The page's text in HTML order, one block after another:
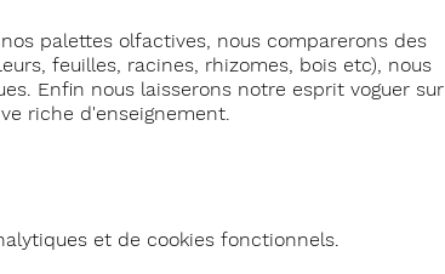
palettes olfactives, nous comparerons des
feuilles, racines, rhizomes, bois etc), nous
Enfin nous laisserons notre esprit voguer sur
riche d'enseignement.
et de cookies fonctionnels.